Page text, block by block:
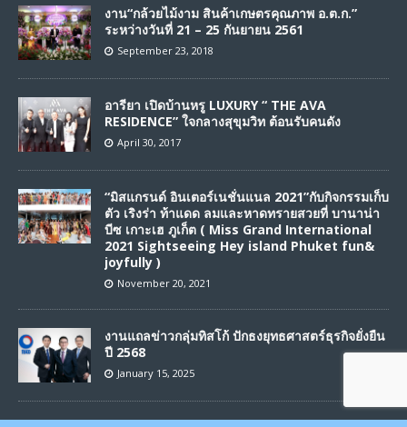
งาน“กล้วยไม้งาม สินค้าเกษตรคุณภาพ อ.ต.ก.”
ระหว่างวันที่ 21 – 25 กันยายน 2561
September 23, 2018
อารียา เปิดบ้านหรู LUXURY “ THE AVA
RESIDENCE” ใจกลางสุขุมวิท ต้อนรับคนดัง
April 30, 2017
“มิสแกรนด์ อินเตอร์เนชั่นแนล 2021”กับกิจกรรมเก็บ
ตัว เริงร่า ท้าแดด ลมและหาดทรายสวยที่ บานาน่า
บีซ เกาะเฮ ภูเก็ต ( Miss Grand International
2021 Sightseeing Hey island Phuket fun&
joyfully )
November 20, 2021
งานแถลข่าวกลุ่มทิสโก้ ปักธงยุทธศาสตร์ธุรกิจยั่งยืน
ปี 2568
January 15, 2025